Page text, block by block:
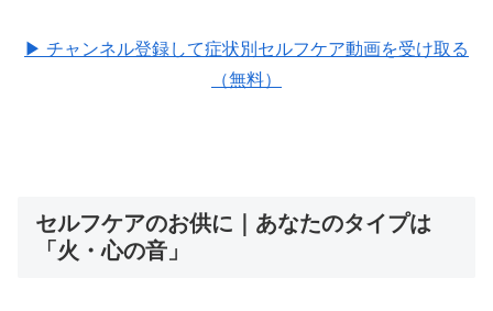
▶ チャンネル登録して症状別セルフケア動画を受け取る
（無料）
セルフケアのお供に｜あなたのタイプは
「火・心の音」